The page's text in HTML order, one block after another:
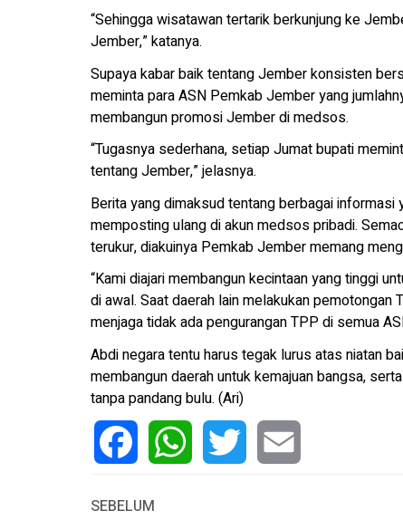
“Sehingga wisatawan tertarik berkunjung ke
Jember,” katanya.
Supaya kabar baik tentang Jember konsisten
meminta para ASN Pemkab Jember yang
membangun promosi Jember di medsos.
“Tugasnya sederhana, setiap Jumat bupati
tentang Jember,” jelasnya.
Berita yang dimaksud tentang berbagai
memposting ulang di akun medsos pribadi.
terukur, diakuinya Pemkab Jember memang
“Kami diajari membangun kecintaan yang tinggi
di awal. Saat daerah lain melakukan pemotongan
menjaga tidak ada pengurangan TPP di semua
Abdi negara tentu harus tegak lurus atas niatan
membangun daerah untuk kemajuan bangsa,
tanpa pandang bulu. (Ari)
SEBELUM